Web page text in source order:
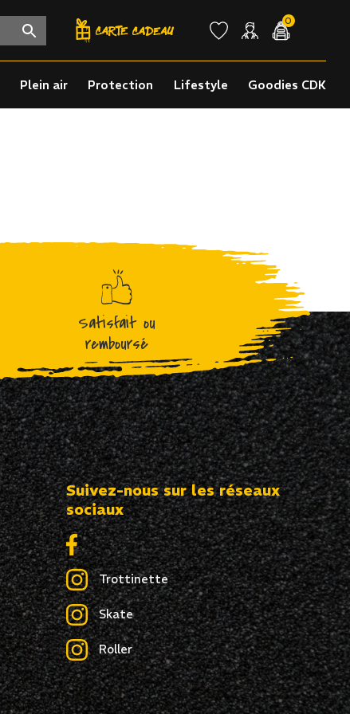
0
Plein air Protection Lifestyle Goodies CDK
Satisfait ou
remboursé
Suivez-nous sur les réseaux
sociaux
Trottinette
Skate
Roller